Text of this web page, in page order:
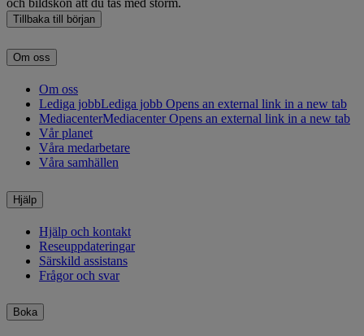
Tillbaka till början
Om oss
Om oss
Lediga jobbLediga jobb Opens an external link in a new tab
MediacenterMediacenter Opens an external link in a new tab
Vår planet
Våra medarbetare
Våra samhällen
Hjälp
Hjälp och kontakt
Reseuppdateringar
Särskild assistans
Frågor och svar
Boka